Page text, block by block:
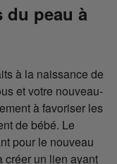
du peau à
à la naissance de
et votre nouveau-
à favoriser les
de bébé. Le
pour le nouveau
créer un lien ayant